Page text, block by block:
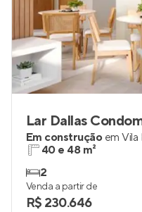
Lar Dallas
Em construção em Vila
40 e 48 m²
2
Venda a partir de
R$ 230.646